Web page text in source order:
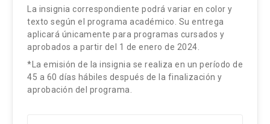
Abogada, UC. Master Oficial en Ciencias del
Matrimonio y la Familia, Sección española del
Pontificio Instituto Juan Pablo II. Mediadora
Familiar. Profesora docente asociada del
Departamento de Derecho Privado de la Facultad
La insignia correspondiente podrá variar en color y
texto según el programa académico. Su entrega
aplicará únicamente para programas cursados y
aprobados a partir del 1 de enero de 2024.
*La emisión de la insignia se realiza en un período de
45 a 60 días hábiles después de la finalización y
aprobación del programa.